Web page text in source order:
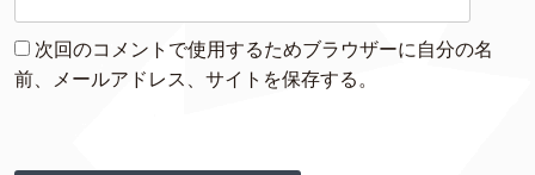
次回のコメントで使用するためブラウザーに自分の名
前、メールアドレス、サイトを保存する。